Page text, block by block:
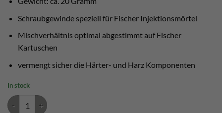
Schraubgewinde speziell für Fischer Injektionsmörtel
Mischverhältnis optimal abgestimmt auf Fischer
Kartuschen
vermengt sicher die Härter- und Harz Komponenten
In stock
Fischer Statikmischer FIS MR plus quantity